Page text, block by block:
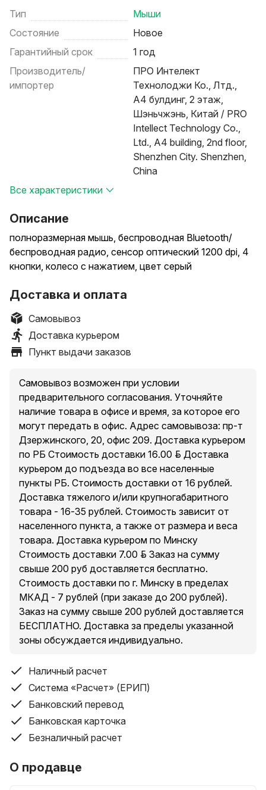
Тип
Мыши
Состояние
Новое
Гарантийный срок
1 год
Производитель/
импортер
ПРО Интелект
Технолоджи Ко., Лтд.,
А4 булдинг, 2 этаж,
Шэньчжэнь, Китай / PRO
Intellect Technology Co.,
Ltd., A4 building, 2nd floor,
Shenzhen City. Shenzhen,
China
Все характеристики
Описание
полноразмерная мышь, беспроводная Bluetooth/
беспроводная радио, сенсор оптический 1200 dpi, 4
кнопки, колесо с нажатием, цвет серый
Доставка и оплата
Самовывоз
Доставка курьером
Пункт выдачи заказов
Самовывоз возможен при условии
предварительного согласования. Уточняйте
наличие товара в офисе и время, за которое его
могут передать в офис. Адрес самовывоза: пр-т
Дзержинского, 20, офис 209. Доставка курьером
по РБ Стоимость доставки 16.00 руб. Доставка
курьером до подъезда во все населенные
пункты РБ. Стоимость доставки от 16 рублей.
Доставка тяжелого и/или крупногабаритного
товара - 16-35 рублей. Стоимость зависит от
населенного пункта, а также от размера и веса
товара. Доставка курьером по Минску
Стоимость доставки 7.00 руб. Заказ на сумму
свыше 200 руб доставляется бесплатно.
Стоимость доставки по г. Минску в пределах
МКАД - 7 рублей (при заказе до 200 рублей).
Заказ на сумму свыше 200 рублей доставляется
БЕСПЛАТНО. Доставка за пределы указанной
зоны обсуждается индивидуально.
Наличный расчет
Система «Расчет» (ЕРИП)
Банковский перевод
Банковская карточка
Безналичный расчет
О продавце